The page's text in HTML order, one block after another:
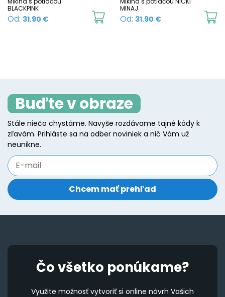
BLACKPINK
Od: 31.90 €
This
options
may
be
on
product
page
MINAJ
Od: 31.90 €
Buďte v obraze
Stále niečo chystáme. Navyše rozdávame tajné kódy k
zľavám. Prihláste sa na odber noviniek a nič Vám už
neunikne.
Čo všetko ponúkame?
Využite možnosť vytvoriť si online návrh Vašich